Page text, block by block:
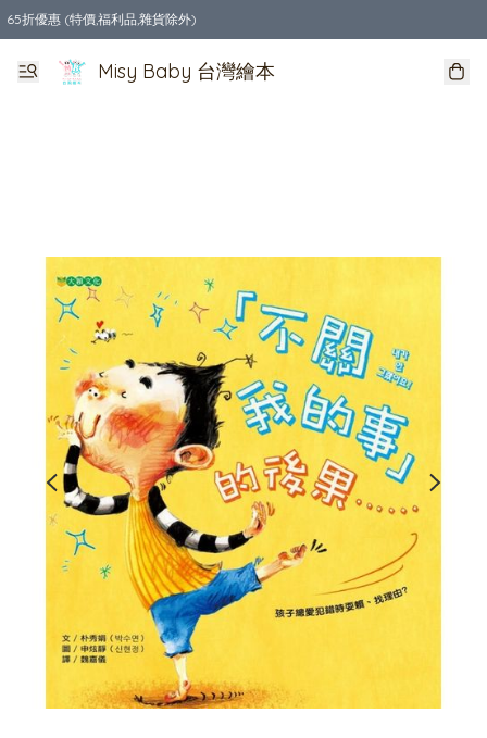
65折優惠 (特價,福利品,雜貨除外)
全店購物滿$550，免運費
Misy Baby 台灣繪本